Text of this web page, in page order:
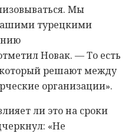
Мы
турецкими
Новак. — То есть
который решают между
организации».
ли это на сроки
«Не